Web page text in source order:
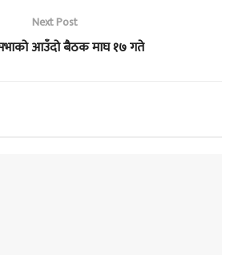
Next Post
सभाको आउँदो बैठक माघ १७ गते